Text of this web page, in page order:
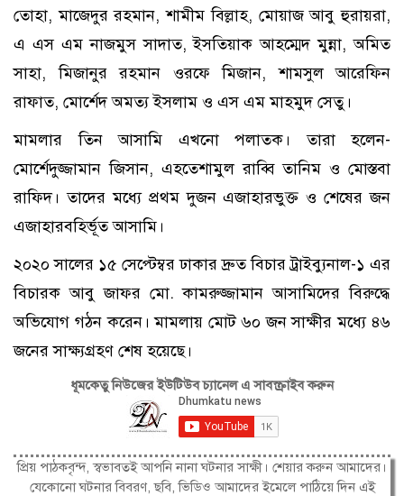
তোহা, মাজেদুর রহমান, শামীম বিল্লাহ, মোয়াজ আবু হুরায়রা,
এ এস এম নাজমুস সাদাত, ইসতিয়াক আহম্মেদ মুন্না, অমিত
সাহা, মিজানুর রহমান ওরফে মিজান, শামসুল আরেফিন
রাফাত, মোর্শেদ অমত্য ইসলাম ও এস এম মাহমুদ সেতু।
মামলার তিন আসামি এখনো পলাতক। তারা হলেন-
মোর্শেদুজ্জামান জিসান, এহতেশামুল রাব্বি তানিম ও মোস্তবা
রাফিদ। তাদের মধ্যে প্রথম দুজন এজাহারভুক্ত ও শেষের জন
এজাহারবহির্ভূত আসামি।
২০২০ সালের ১৫ সেপ্টেম্বর ঢাকার দ্রুত বিচার ট্রাইব্যুনাল-১ এর
বিচারক আবু জাফর মো. কামরুজ্জামান আসামিদের বিরুদ্ধে
অভিযোগ গঠন করেন। মামলায় মোট ৬০ জন সাক্ষীর মধ্যে ৪৬
জনের সাক্ষ্যগ্রহণ শেষ হয়েছে।
ধূমকেতু নিউজের ইউটিউব চ্যানেল এ সাবস্ক্রাইব করুন
প্রিয় পাঠকবৃন্দ, স্বভাবতই আপনি নানা ঘটনার সাক্ষী। শেয়ার করুন আমাদের।
যেকোনো ঘটনার বিবরণ, ছবি, ভিডিও আমাদের ইমেলে পাঠিয়ে দিন এই